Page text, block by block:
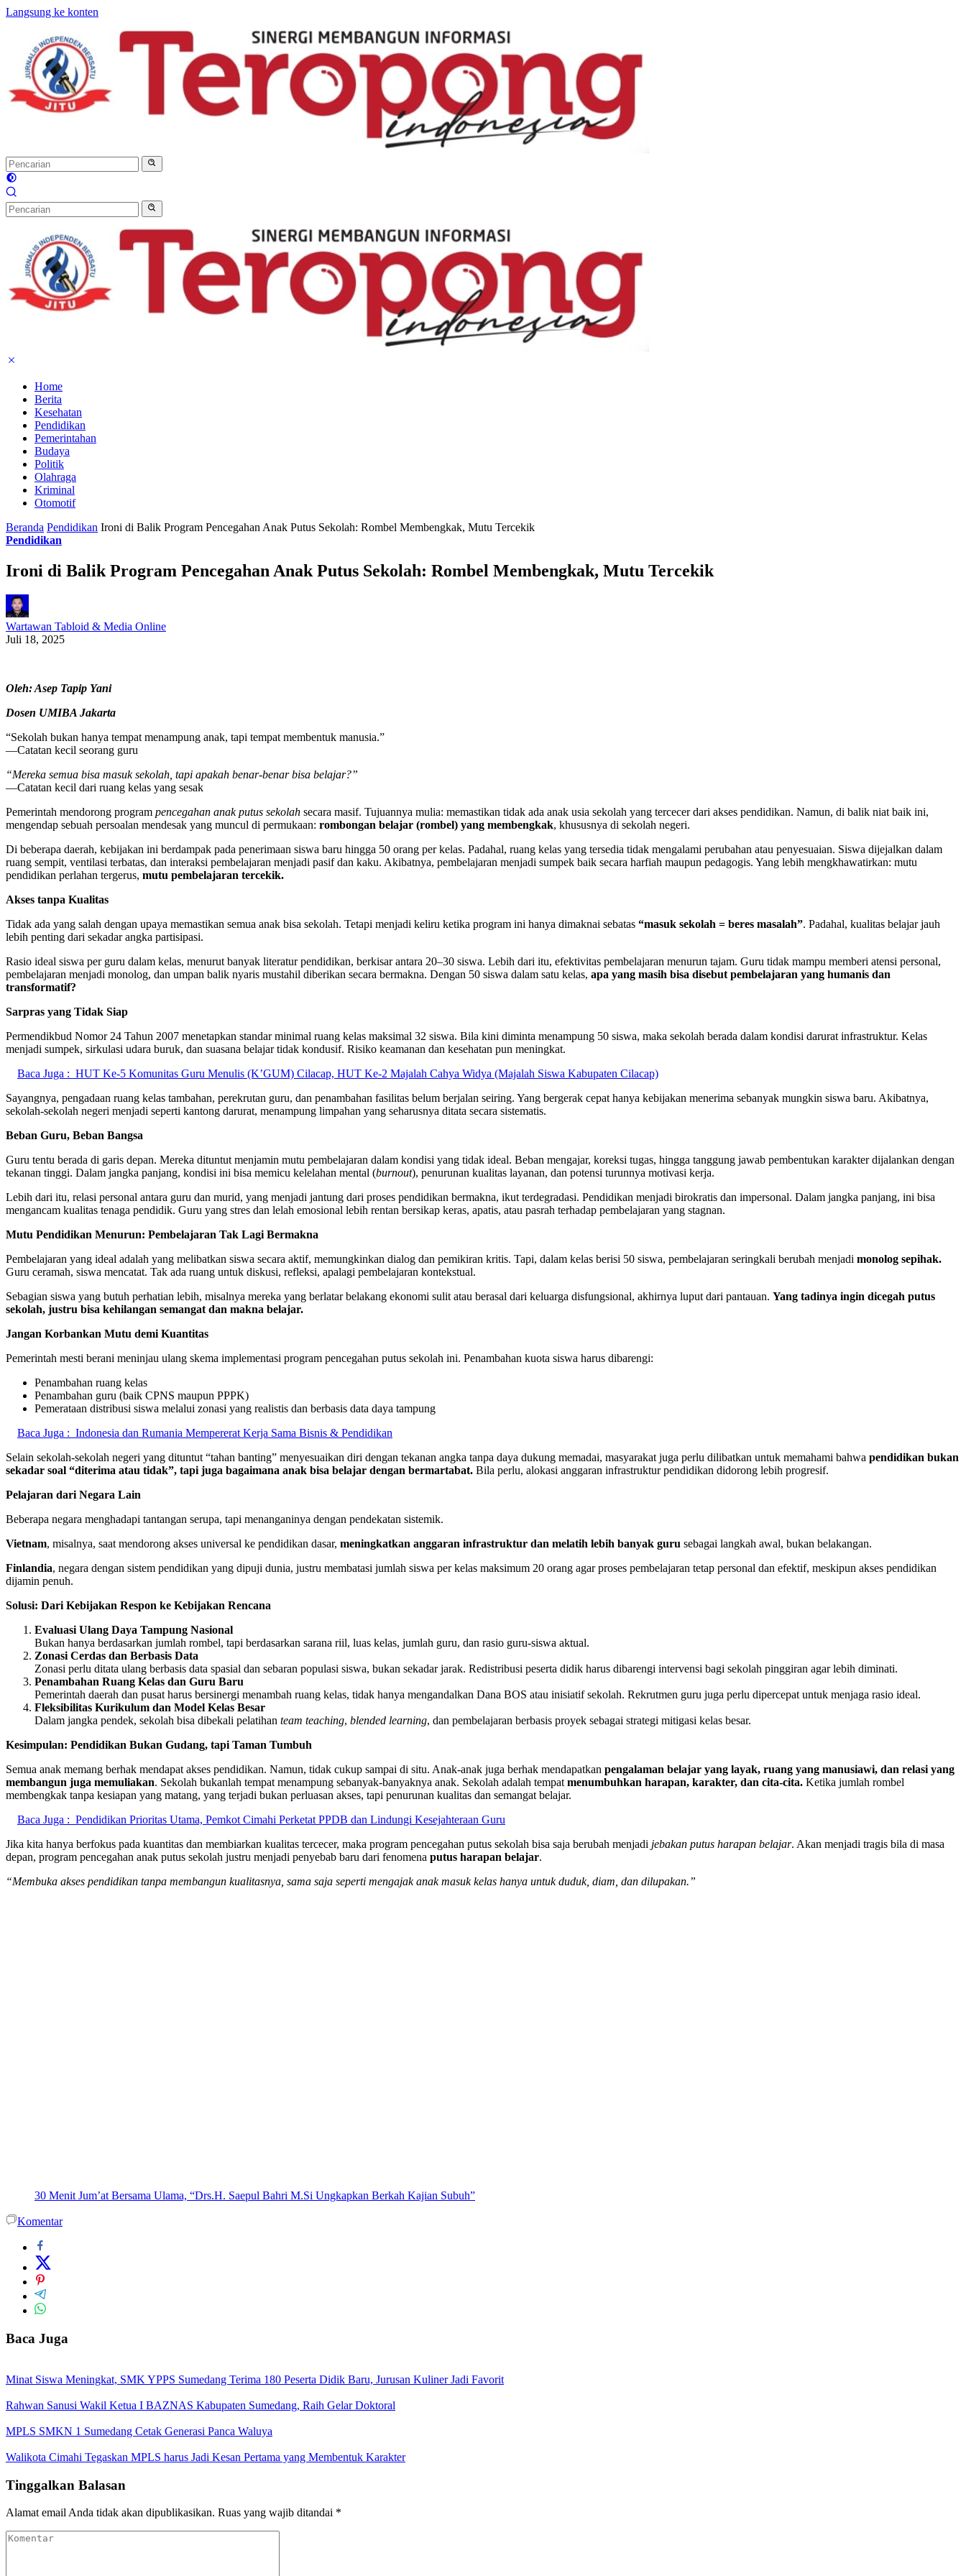
Langsung ke konten
Home
Berita
Kesehatan
Pendidikan
Pemerintahan
Budaya
Politik
Olahraga
Kriminal
Otomotif
Beranda Pendidikan Ironi di Balik Program Pencegahan Anak Putus Sekolah: Rombel Membengkak, Mutu Tercekik
Pendidikan
Ironi di Balik Program Pencegahan Anak Putus Sekolah: Rombel Membengkak, Mutu Tercekik
Wartawan Tabloid & Media Online
Juli 18, 2025
Oleh: Asep Tapip Yani
Dosen UMIBA Jakarta
“Sekolah bukan hanya tempat menampung anak, tapi tempat membentuk manusia.”
—Catatan kecil seorang guru
“Mereka semua bisa masuk sekolah, tapi apakah benar-benar bisa belajar?”
—Catatan kecil dari ruang kelas yang sesak
Pemerintah mendorong program pencegahan anak putus sekolah secara masif. Tujuannya mulia: memastikan tidak ada anak usia sekolah yang tercecer dari akses pendidikan. Namun, di balik niat baik ini,
mengendap sebuah persoalan mendesak yang muncul di permukaan: rombongan belajar (rombel) yang membengkak, khususnya di sekolah negeri.
Di beberapa daerah, kebijakan ini berdampak pada penerimaan siswa baru hingga 50 orang per kelas. Padahal, ruang kelas yang tersedia tidak mengalami perubahan atau penyesuaian. Siswa dijejalkan dalam
ruang sempit, ventilasi terbatas, dan interaksi pembelajaran menjadi pasif dan kaku. Akibatnya, pembelajaran menjadi sumpek baik secara harfiah maupun pedagogis. Yang lebih mengkhawatirkan: mutu
pendidikan perlahan tergerus, mutu pembelajaran tercekik.
Akses tanpa Kualitas
Tidak ada yang salah dengan upaya memastikan semua anak bisa sekolah. Tetapi menjadi keliru ketika program ini hanya dimaknai sebatas “masuk sekolah = beres masalah”. Padahal, kualitas belajar jauh
lebih penting dari sekadar angka partisipasi.
Rasio ideal siswa per guru dalam kelas, menurut banyak literatur pendidikan, berkisar antara 20–30 siswa. Lebih dari itu, efektivitas pembelajaran menurun tajam. Guru tidak mampu memberi atensi personal,
pembelajaran menjadi monolog, dan umpan balik nyaris mustahil diberikan secara bermakna. Dengan 50 siswa dalam satu kelas, apa yang masih bisa disebut pembelajaran yang humanis dan
transformatif?
Sarpras yang Tidak Siap
Permendikbud Nomor 24 Tahun 2007 menetapkan standar minimal ruang kelas maksimal 32 siswa. Bila kini diminta menampung 50 siswa, maka sekolah berada dalam kondisi darurat infrastruktur. Kelas
menjadi sumpek, sirkulasi udara buruk, dan suasana belajar tidak kondusif. Risiko keamanan dan kesehatan pun meningkat.
Baca Juga : HUT Ke-5 Komunitas Guru Menulis (K’GUM) Cilacap, HUT Ke-2 Majalah Cahya Widya (Majalah Siswa Kabupaten Cilacap)
Sayangnya, pengadaan ruang kelas tambahan, perekrutan guru, dan penambahan fasilitas belum berjalan seiring. Yang bergerak cepat hanya kebijakan menerima sebanyak mungkin siswa baru. Akibatnya,
sekolah-sekolah negeri menjadi seperti kantong darurat, menampung limpahan yang seharusnya ditata secara sistematis.
Beban Guru, Beban Bangsa
Guru tentu berada di garis depan. Mereka dituntut menjamin mutu pembelajaran dalam kondisi yang tidak ideal. Beban mengajar, koreksi tugas, hingga tanggung jawab pembentukan karakter dijalankan dengan
tekanan tinggi. Dalam jangka panjang, kondisi ini bisa memicu kelelahan mental (burnout), penurunan kualitas layanan, dan potensi turunnya motivasi kerja.
Lebih dari itu, relasi personal antara guru dan murid, yang menjadi jantung dari proses pendidikan bermakna, ikut terdegradasi. Pendidikan menjadi birokratis dan impersonal. Dalam jangka panjang, ini bisa
mengancam kualitas tenaga pendidik. Guru yang stres dan lelah emosional lebih rentan bersikap keras, apatis, atau pasrah terhadap pembelajaran yang stagnan.
Mutu Pendidikan Menurun: Pembelajaran Tak Lagi Bermakna
Pembelajaran yang ideal adalah yang melibatkan siswa secara aktif, memungkinkan dialog dan pemikiran kritis. Tapi, dalam kelas berisi 50 siswa, pembelajaran seringkali berubah menjadi monolog sepihak.
Guru ceramah, siswa mencatat. Tak ada ruang untuk diskusi, refleksi, apalagi pembelajaran kontekstual.
Sebagian siswa yang butuh perhatian lebih, misalnya mereka yang berlatar belakang ekonomi sulit atau berasal dari keluarga disfungsional, akhirnya luput dari pantauan. Yang tadinya ingin dicegah putus
sekolah, justru bisa kehilangan semangat dan makna belajar.
Jangan Korbankan Mutu demi Kuantitas
Pemerintah mesti berani meninjau ulang skema implementasi program pencegahan putus sekolah ini. Penambahan kuota siswa harus dibarengi:
Penambahan ruang kelas
Penambahan guru (baik CPNS maupun PPPK)
Pemerataan distribusi siswa melalui zonasi yang realistis dan berbasis data daya tampung
Baca Juga : Indonesia dan Rumania Mempererat Kerja Sama Bisnis & Pendidikan
Selain sekolah-sekolah negeri yang dituntut “tahan banting” menyesuaikan diri dengan tekanan angka tanpa daya dukung memadai, masyarakat juga perlu dilibatkan untuk memahami bahwa pendidikan bukan
sekadar soal “diterima atau tidak”, tapi juga bagaimana anak bisa belajar dengan bermartabat. Bila perlu, alokasi anggaran infrastruktur pendidikan didorong lebih progresif.
Pelajaran dari Negara Lain
Beberapa negara menghadapi tantangan serupa, tapi menanganinya dengan pendekatan sistemik.
Vietnam, misalnya, saat mendorong akses universal ke pendidikan dasar, meningkatkan anggaran infrastruktur dan melatih lebih banyak guru sebagai langkah awal, bukan belakangan.
Finlandia, negara dengan sistem pendidikan yang dipuji dunia, justru membatasi jumlah siswa per kelas maksimum 20 orang agar proses pembelajaran tetap personal dan efektif, meskipun akses pendidikan
dijamin penuh.
Solusi: Dari Kebijakan Respon ke Kebijakan Rencana
Evaluasi Ulang Daya Tampung Nasional
Bukan hanya berdasarkan jumlah rombel, tapi berdasarkan sarana riil, luas kelas, jumlah guru, dan rasio guru-siswa aktual.
Zonasi Cerdas dan Berbasis Data
Zonasi perlu ditata ulang berbasis data spasial dan sebaran populasi siswa, bukan sekadar jarak. Redistribusi peserta didik harus dibarengi intervensi bagi sekolah pinggiran agar lebih diminati.
Penambahan Ruang Kelas dan Guru Baru
Pemerintah daerah dan pusat harus bersinergi menambah ruang kelas, tidak hanya mengandalkan Dana BOS atau inisiatif sekolah. Rekrutmen guru juga perlu dipercepat untuk menjaga rasio ideal.
Fleksibilitas Kurikulum dan Model Kelas Besar
Dalam jangka pendek, sekolah bisa dibekali pelatihan team teaching, blended learning, dan pembelajaran berbasis proyek sebagai strategi mitigasi kelas besar.
Kesimpulan: Pendidikan Bukan Gudang, tapi Taman Tumbuh
Semua anak memang berhak mendapat akses pendidikan. Namun, tidak cukup sampai di situ. Anak-anak juga berhak mendapatkan pengalaman belajar yang layak, ruang yang manusiawi, dan relasi yang
membangun juga memuliakan. Sekolah bukanlah tempat menampung sebanyak-banyaknya anak. Sekolah adalah tempatmenumbuhkan harapan, karakter, dan cita-cita. Ketika jumlah rombel
membengkak tanpa kesiapan yang matang, yang terjadi bukan perluasan akses, tapi penurunan kualitas dan semangat belajar.
Baca Juga : Pendidikan Prioritas Utama, Pemkot Cimahi Perketat PPDB dan Lindungi Kesejahteraan Guru
Jika kita hanya berfokus pada kuantitas dan membiarkan kualitas tercecer, maka program pencegahan putus sekolah bisa saja berubah menjadi jebakan putus harapan belajar. Akan menjadi tragis bila di masa
depan, program pencegahan anak putus sekolah justru menjadi penyebab baru dari fenomena putus harapan belajar.
“Membuka akses pendidikan tanpa membangun kualitasnya, sama saja seperti mengajak anak masuk kelas hanya untuk duduk, diam, dan dilupakan.”
30 Menit Jum’at Bersama Ulama, “Drs.H. Saepul Bahri M.Si Ungkapkan Berkah Kajian Subuh”
Komentar
Baca Juga
Minat Siswa Meningkat, SMK YPPS Sumedang Terima 180 Peserta Didik Baru, Jurusan Kuliner Jadi Favorit
Rahwan Sanusi Wakil Ketua I BAZNAS Kabupaten Sumedang, Raih Gelar Doktoral
MPLS SMKN 1 Sumedang Cetak Generasi Panca Waluya
Walikota Cimahi Tegaskan MPLS harus Jadi Kesan Pertama yang Membentuk Karakter
Tinggalkan Balasan
Alamat email Anda tidak akan dipublikasikan. Ruas yang wajib ditandai *